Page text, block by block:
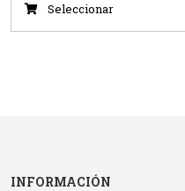
Seleccionar
INFORMACIÓN